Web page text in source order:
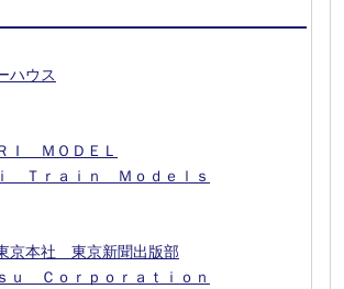
ハウス
Ｉ ＭＯＤＥＬ
Ｔｒａｉｎ Ｍｏｄｅｌｓ
京本社 東京新聞出版部
ｕ Ｃｏｒｐｏｒａｔｉｏｎ